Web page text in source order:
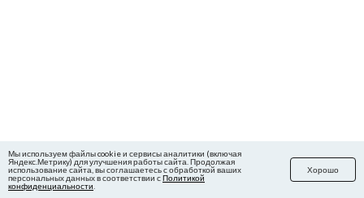
Мы используем файлы cookie и сервисы аналитики (включая
Яндекс.Метрику) для улучшения работы сайта. Продолжая
использование сайта, вы соглашаетесь с обработкой ваших
персональных данных в соответствии сПолитикой
конфиденциальности
Хорошо